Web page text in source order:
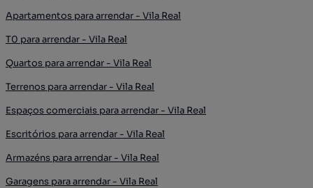
Apartamentos para arrendar - Vila Real
T0 para arrendar - Vila Real
Quartos para arrendar - Vila Real
Terrenos para arrendar - Vila Real
Espaços comerciais para arrendar - Vila Real
Escritórios para arrendar - Vila Real
Armazéns para arrendar - Vila Real
Garagens para arrendar - Vila Real